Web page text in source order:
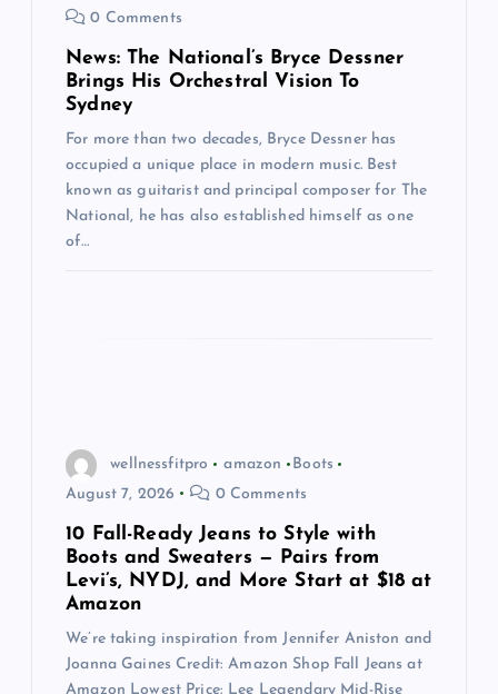
0 Comments
News: The National’s Bryce Dessner
Brings His Orchestral Vision To
Sydney
For more than two decades, Bryce Dessner has
occupied a unique place in modern music. Best
known as guitarist and principal composer for The
National, he has also established himself as one
of…
wellnessfitpro amazon
Boots
August 7, 2026
0 Comments
10 Fall-Ready Jeans to Style with
Boots and Sweaters — Pairs from
Levi’s, NYDJ, and More Start at $18 at
Amazon
We’re taking inspiration from Jennifer Aniston and
Joanna Gaines Credit: Amazon Shop Fall Jeans at
Amazon Lowest Price: Lee Legendary Mid-Rise